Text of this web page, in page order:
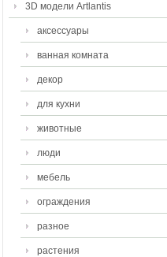
3D модели Artlantis
аксессуары
ванная комната
декор
для кухни
животные
люди
мебель
ограждения
разное
растения